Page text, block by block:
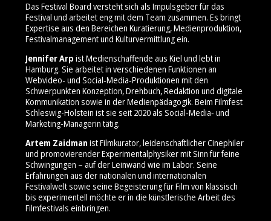
Das Festival Board versteht sich als Impulsgeber für das
Festival und arbeitet eng mit dem Team zusammen. Es bringt
Expertise aus den Bereichen Kuratierung, Medienproduktion,
Festivalmanagement und Kulturvermittlung ein.
Jennifer Arp ist Medienschaffende aus Kiel und lebt in
Hamburg. Sie arbeitet in verschiedenen Funktionen an
Webvideo- und Social‑Media‑Produktionen mit den
Schwerpunkten Konzeption, Drehbuch, Redaktion und digitale
Kommunikation sowie in der Medienpädagogik. Beim Filmfest
Schleswig-Holstein ist sie seit 2020 als Social‑Media‑ und
Marketing‑Managerin tätig.
Artem Zaidman ist Filmkurator, leidenschaftlicher Cinephiler
und promovierender Experimentalphysiker mit Sinn für feine
Schwingungen – auf der Leinwand wie im Labor. Seine
Erfahrungen aus der nationalen und internationalen
Festivalwelt sowie seine Begeisterung für Film von klassisch
bis experimentell möchte er in die künstlerische Arbeit des
Filmfestivals einbringen.